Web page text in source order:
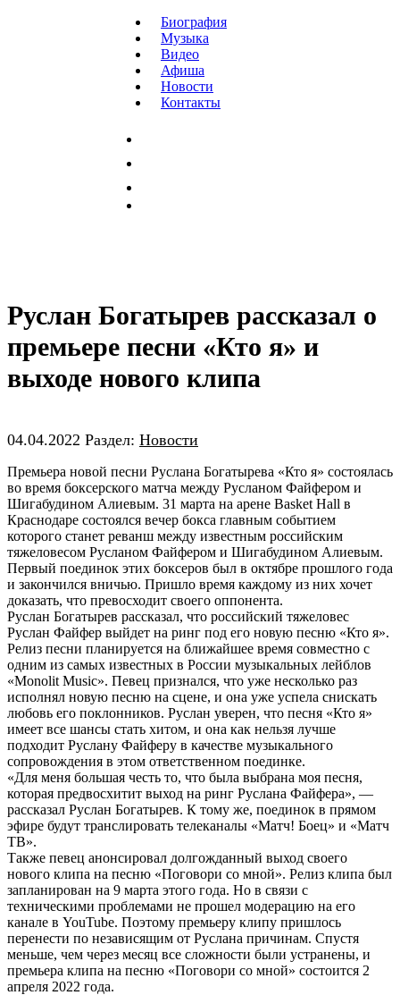
Биография
Музыка
Видео
Афиша
Новости
Контакты
Руслан Богатырев рассказал о
премьере песни «Кто я» и
выходе нового клипа
04.04.2022 Раздел: Новости
Премьера новой песни Руслана Богатырева «Кто я» состоялась
во время боксерского матча между Русланом Файфером и
Шигабудином Алиевым. 31 марта на арене Basket Hall в
Краснодаре состоялся вечер бокса главным событием
которого станет реванш между известным российским
тяжеловесом Русланом Файфером и Шигабудином Алиевым.
Первый поединок этих боксеров был в октябре прошлого года
и закончился вничью. Пришло время каждому из них хочет
доказать, что превосходит своего оппонента.
Руслан Богатырев рассказал, что российский тяжеловес
Руслан Файфер выйдет на ринг под его новую песню «Кто я».
Релиз песни планируется на ближайшее время совместно с
одним из самых известных в России музыкальных лейблов
«Monolit Music». Певец признался, что уже несколько раз
исполнял новую песню на сцене, и она уже успела снискать
любовь его поклонников. Руслан уверен, что песня «Кто я»
имеет все шансы стать хитом, и она как нельзя лучше
подходит Руслану Файферу в качестве музыкального
сопровождения в этом ответственном поединке.
«Для меня большая честь то, что была выбрана моя песня,
которая предвосхитит выход на ринг Руслана Файфера», —
рассказал Руслан Богатырев. К тому же, поединок в прямом
эфире будут транслировать телеканалы «Матч! Боец» и «Матч
ТВ».
Также певец анонсировал долгожданный выход своего
нового клипа на песню «Поговори со мной». Релиз клипа был
запланирован на 9 марта этого года. Но в связи с
техническими проблемами не прошел модерацию на его
канале в YouTube. Поэтому премьеру клипу пришлось
перенести по независящим от Руслана причинам. Спустя
меньше, чем через месяц все сложности были устранены, и
премьера клипа на песню «Поговори со мной» состоится 2
апреля 2022 года.